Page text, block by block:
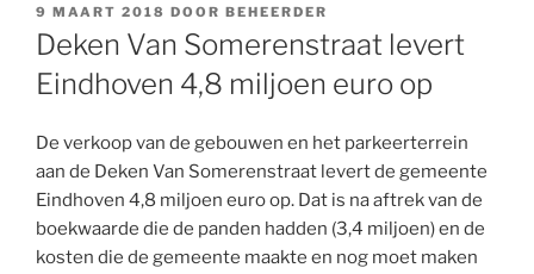
GEPLAATST
OP
9 MAART 2018 DOOR BEHEERDER
Deken Van Somerenstraat levert
Eindhoven 4,8 miljoen euro op
De verkoop van de gebouwen en het parkeerterrein
aan de Deken Van Somerenstraat levert de gemeente
Eindhoven 4,8 miljoen euro op. Dat is na aftrek van de
boekwaarde die de panden hadden (3,4 miljoen) en de
kosten die de gemeente maakte en nog moet maken